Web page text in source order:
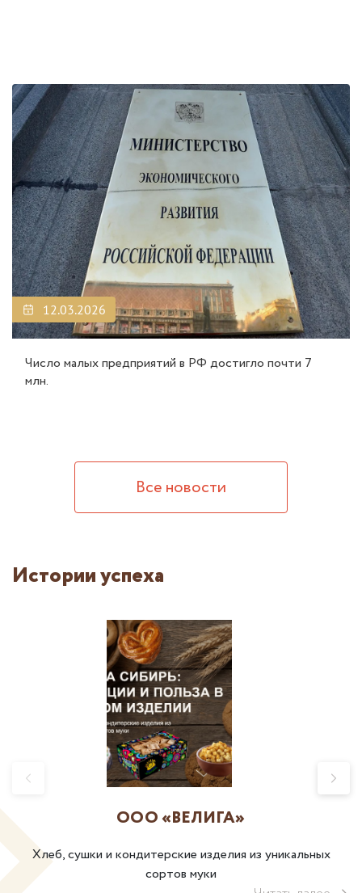
12.03.2026
Число малых предприятий в РФ достигло почти 7
млн.
Все новости
Истории успеха
ООО «ВЕЛИГА»
Хлеб, сушки и кондитерские изделия из уникальных
сортов муки